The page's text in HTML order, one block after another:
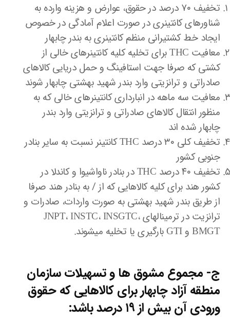
تخفیف ۷۰ درصد در حقوق، عوارض و هزینه وارده به
شناورهای کانتینری در صورت اعلام آمادگی در خصوص
ایجاد خط کشتیرانی منظم کانتینری به بندر چابهار
معافیت THC برای تخلیه کلیه کانتینرهای خالی از
کشتی که صرفا جهت استافینگ و حمل دریایی کالاهای
صادراتی و ترانزیتی وارد بندر شهید بهشتی چابهار شوند
معافیت سه ماهه در انبارداری کانتینرهای خالی که به
منظور انتقال کالاهای صادراتی و ترانزیتی وارد بندر
چابهار شده اند
تخفیف کلی ۳۰ درصد THC کانتینر نسبت به سایر بنادر
جنوبی کشور
تخفیف ۴۰ درصد THC در بنادر ناواشیوا و کاندلا در
کشور هند برای کلیه کالاهایی که از / به بنادر هند صرفا
از طریق بندر شهید بهشتی به صورت واردات، صادرات و
ترانزیت در ترمینالهای JNPT، INSTC، INSGTC،
BMGT و GTI بارگیری یا تخلیه میشوند.
ج- مجموع مشوق ها و تسهیلات سازمان
منطقه آزاد چابهار برای کالاهایی که حقوق
ورودی آن بیش از ۱۹ درصد باشد: